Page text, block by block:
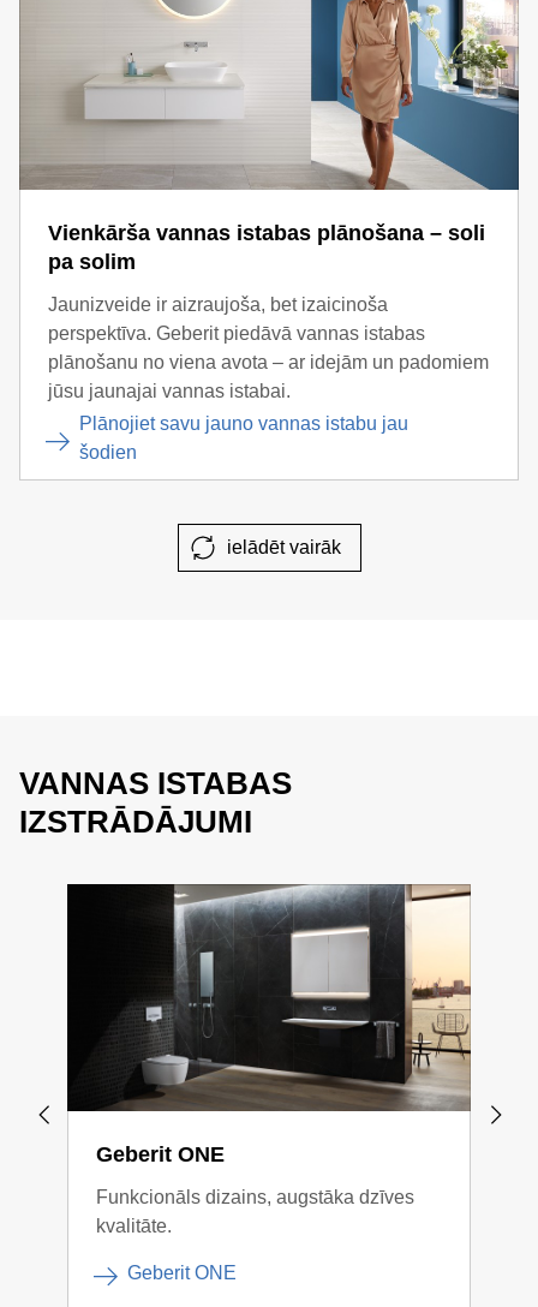
Vienkārša vannas istabas plānošana – soli
pa solim
Jaunizveide ir aizraujoša, bet izaicinoša
perspektīva. Geberit piedāvā vannas istabas
plānošanu no viena avota – ar idejām un padomiem
jūsu jaunajai vannas istabai.
Plānojiet savu jauno vannas istabu jau
šodien
ielādēt vairāk
VANNAS ISTABAS
IZSTRĀDĀJUMI
Geberit ONE
Funkcionāls dizains, augstāka dzīves
kvalitāte.
Geberit ONE